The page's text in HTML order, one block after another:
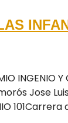
INGENIO
Jose